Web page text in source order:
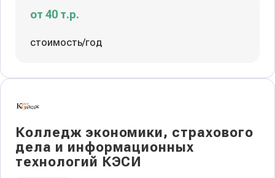
от 40 т.р.
стоимость/год
Колледж экономики, страхового
дела и информационных
технологий КЭСИ